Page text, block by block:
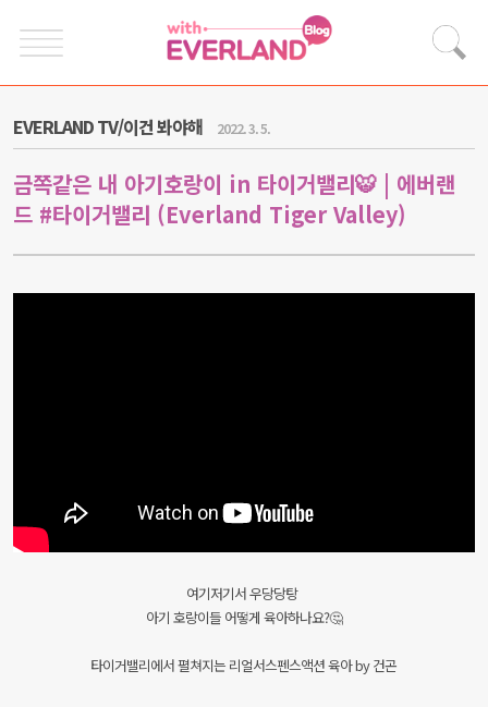
EVERLAND TV/이건 봐야해 2022. 3. 5.
금쪽같은 내 아기호랑이 in 타이거밸리🐯 | 에버랜
드 #타이거밸리 (Everland Tiger Valley)
여기저기서 우당당탕
아기 호랑이들 어떻게 육아하나요?🤔
타이거밸리에서 펼쳐지는 리얼서스펜스액션 육아 by 건곤